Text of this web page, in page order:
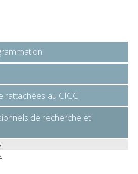
rattachées au CICC
de recherche et